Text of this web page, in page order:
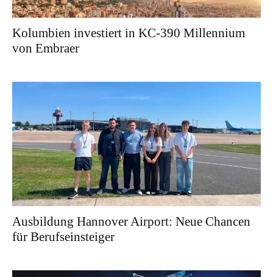
Kolumbien investiert in KC-390 Millennium
von Embraer
Ausbildung Hannover Airport: Neue Chancen
für Berufseinsteiger